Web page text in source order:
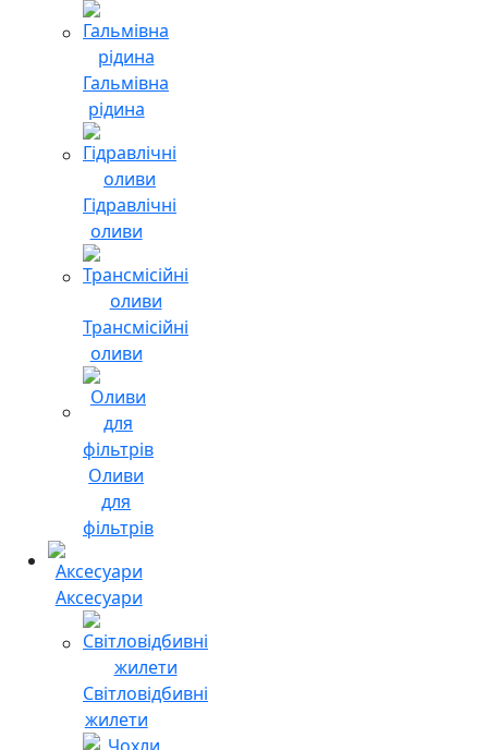
Гальмівна
рідина
Гідравлічні
оливи
Трансмісійні
оливи
Оливи
для
фільтрів
Аксесуари
Світловідбивні
жилети